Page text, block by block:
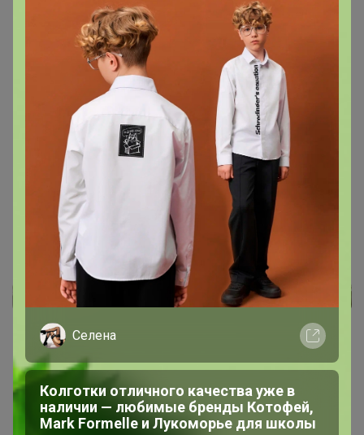
25 мая, 2025 17:47
Olesya0880, Добрый день! ) Завтра забираем и часть
завтра же отвезем, часть послезавтра)
1 2 4
Показаны записи 1-10из
Как здесь все устроено?
Как сделать заказ?
Как получить?
Селена
Колготки отличного качества уже в
наличии — любимые бренды Котофей,
Mark Formelle и Лукоморье для школы